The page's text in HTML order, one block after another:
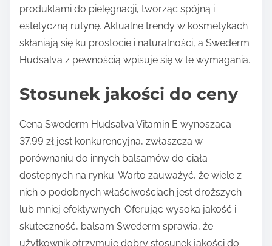
produktami do pielęgnacji, tworząc spójną i
estetyczną rutynę. Aktualne trendy w kosmetykach
skłaniają się ku prostocie i naturalności, a Swederm
Hudsalva z pewnością wpisuje się w te wymagania.
Stosunek jakości do ceny
Cena Swederm Hudsalva Vitamin E wynosząca
37,99 zł jest konkurencyjna, zwłaszcza w
porównaniu do innych balsamów do ciała
dostępnych na rynku. Warto zauważyć, że wiele z
nich o podobnych właściwościach jest droższych
lub mniej efektywnych. Oferując wysoką jakość i
skuteczność, balsam Swederm sprawia, że
użytkownik otrzymuje dobry stosunek jakości do